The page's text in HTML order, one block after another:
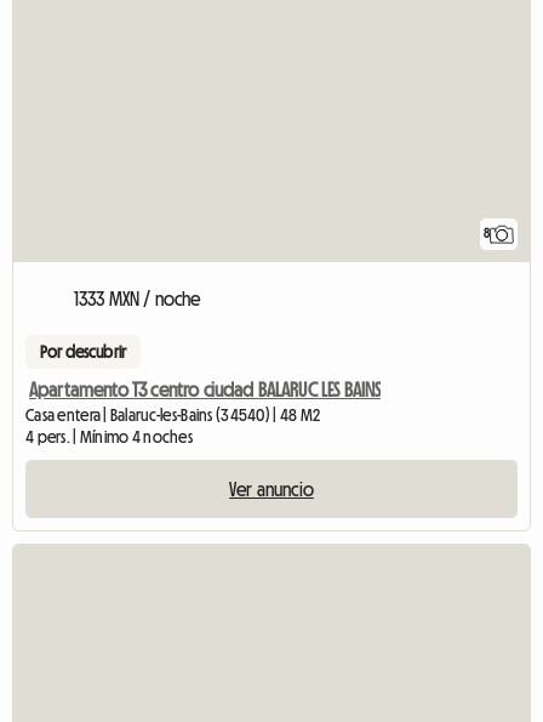
8
1333 MXN / noche
Por descubrir
Apartamento T3 centro ciudad BALARUC LES BAINS
Casa entera | Balaruc-les-Bains (34540) | 48 M2
4 pers. | Mínimo 4 noches
Ver anuncio